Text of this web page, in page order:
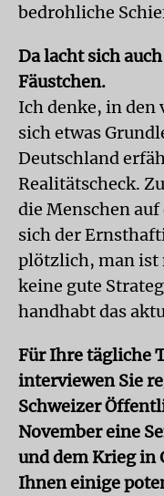
bedrohliche
Da lacht sich
Fäustchen.
Ich denke, in den
sich etwas
Deutschland
Realitätscheck.
die Menschen auf
sich der
plötzlich, man ist
keine gute
handhabt das
Für Ihre tägliche
interviewen Sie
Schweizer
November eine
und dem Krieg in
Ihnen einige